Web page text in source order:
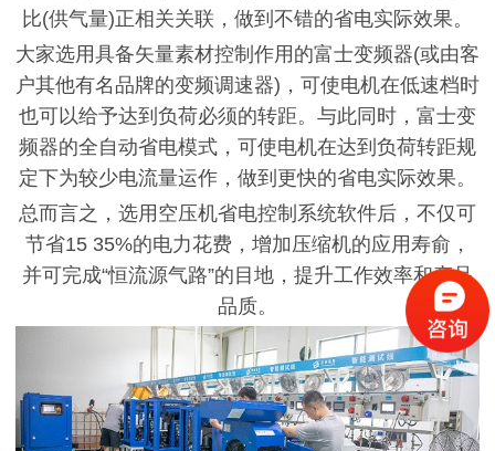
比(供气量)正相关关联，做到不错的省电实际效果。
大家选用具备矢量素材控制作用的富士变频器(或由客
户其他有名 品牌的变频调速器)，可使电机在低速档时
也可以给予达到负荷必须的转距。与此同时，富士变
频器的全自动省电模式，可使电机在达到负荷转距规
定下为较少电流量运作，做到更快的省电实际效果。
总而言之，选用空压机省电控制系统软件后，不仅可
节省15 35%的电力花费，增加压缩机的应用寿俞，
并可完成“恒流源气路”的目地，提升工作效率和产品
品质。